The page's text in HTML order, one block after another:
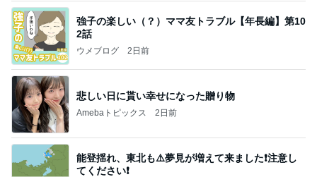
強子の楽しい（？）ママ友トラブル【年長編】第10
2話
ウメブログ 2日前
悲しい日に貰い幸せになった贈り物
Amebaトピックス 2日前
能登揺れ、東北も⚠️夢見が増えて来ました❗️注意し
てください❗️